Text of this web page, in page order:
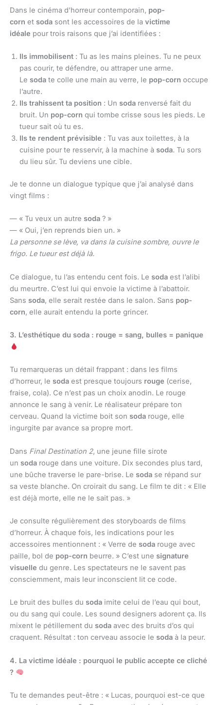
Dans le cinéma d’horreur contemporain, pop-
corn et soda sont les accessoires de la victime
idéale pour trois raisons que j’ai identifiées :
Ils immobilisent : Tu as les mains pleines. Tu ne peux
pas courir, te défendre, ou attraper une arme.
Le soda te colle une main au verre, le pop-corn occupe
l’autre.
Ils trahissent ta position : Un soda renversé fait du
bruit. Un pop-corn qui tombe crisse sous les pieds. Le
tueur sait où tu es.
Ils te rendent prévisible : Tu vas aux toilettes, à la
cuisine pour te resservir, à la machine à soda. Tu sors
du lieu sûr. Tu deviens une cible.
Je te donne un dialogue typique que j’ai analysé dans
vingt films :
— « Tu veux un autre soda ? »
— « Oui, j’en reprends bien un. »
La personne se lève, va dans la cuisine sombre, ouvre le
frigo. Le tueur est déjà là.
Ce dialogue, tu l’as entendu cent fois. Le soda est l’alibi
du meurtre. C’est lui qui envoie la victime à l’abattoir.
Sans soda, elle serait restée dans le salon. Sans pop-
corn, elle aurait entendu la porte grincer.
3. L’esthétique du soda : rouge = sang, bulles = panique
Tu remarqueras un détail frappant : dans les films
d’horreur, le soda est presque toujours rouge (cerise,
fraise, cola). Ce n’est pas un choix anodin. Le rouge
annonce le sang à venir. Le réalisateur prépare ton
cerveau. Quand la victime boit son soda rouge, elle
ingurgite par avance sa propre mort.
Dans Final Destination 2, une jeune fille sirote
un soda rouge dans une voiture. Dix secondes plus tard,
une bûche traverse le pare-brise. Le soda se répand sur
sa veste blanche. On croirait du sang. Le film te dit : « Elle
est déjà morte, elle ne le sait pas. »
Je consulte régulièrement des storyboards de films
d’horreur. À chaque fois, les indications pour les
accessoires mentionnent : « Verre de soda rouge avec
paille, bol de pop-corn beurre. » C’est une signature
visuelle du genre. Les spectateurs ne le savent pas
consciemment, mais leur inconscient lit ce code.
Le bruit des bulles du soda imite celui de l’eau qui bout,
ou du sang qui coule. Les sound designers adorent ça. Ils
mixent le pétillement du soda avec des bruits d’os qui
craquent. Résultat : ton cerveau associe le soda à la peur.
4. La victime idéale : pourquoi le public accepte ce cliché
?
Tu te demandes peut-être : « Lucas, pourquoi est-ce que